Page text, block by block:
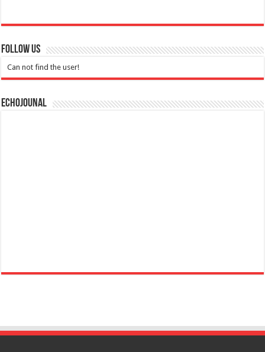
Follow Us
Can not find the user!
Echojounal